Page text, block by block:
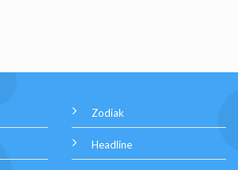
Zodiak
Headline